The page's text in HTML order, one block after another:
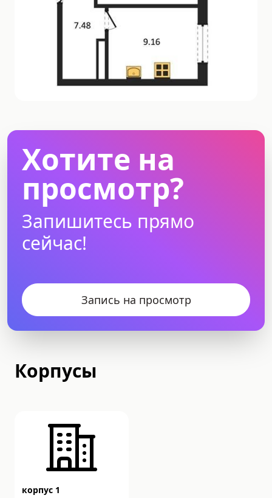
Хотите на
просмотр?
Запишитесь прямо
сейчас!
Запись на просмотр
Корпусы
корпус 1